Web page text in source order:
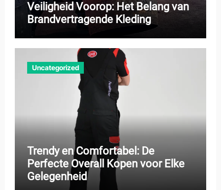
Veiligheid Voorop: Het Belang van
Brandvertragende Kleding
Uncategorized
Trendy en Comfortabel: De
Perfecte Overall Kopen voor Elke
Gelegenheid